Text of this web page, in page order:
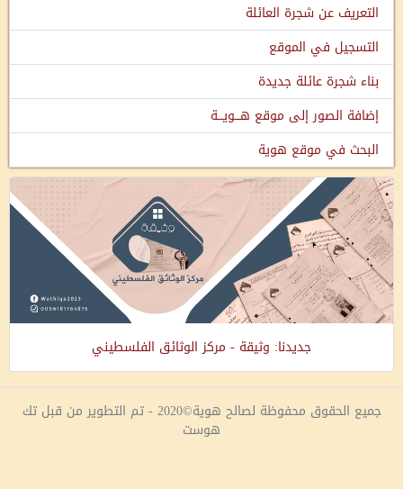
التعريف عن شجرة العائلة
التسجيل في الموقع
بناء شجرة عائلة جديدة
إضافة الصور إلى موقع هـــويـــة
البحث في موقع هوية
جديدنا: وثيقة - مركز الوثائق الفلسطيني
جميع الحقوق محفوظة لصالح هوية©2020 - تم التطوير من قبل تك
هوست